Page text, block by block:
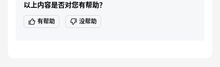
以上内容是否对您有帮助？
有帮助 没帮助